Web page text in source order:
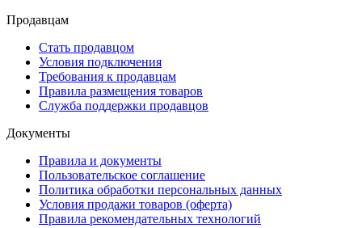
Продавцам
Стать продавцом
Условия подключения
Требования к продавцам
Правила размещения товаров
Служба поддержки продавцов
Документы
Правила и документы
Пользовательское соглашение
Политика обработки персональных данных
Условия продажи товаров (оферта)
Правила рекомендательных технологий